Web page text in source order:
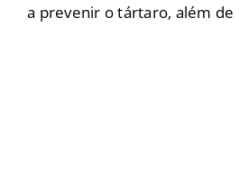
a prevenir o tártaro, além de